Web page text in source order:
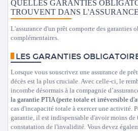
QUELLES GARANTIES
TROUVENT DANS
L'assurance d'un prêt comporte des garanties
complémentaires.
LES GARANTIES
Lorsque vous souscrivez une assurance de
décès est la plus cruciale. Avec celle-ci, le
incombe désormais à la compagnie
la garantie PTIA (perte totale et irréversible
cas d'incapacité totale à exercer une activité.
garantie, il est indispensable d'avoir moins de
constatation de l'invalidité. Vous devez